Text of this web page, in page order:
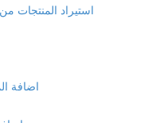
استيراد المنتجات من
اضافة